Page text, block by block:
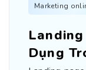
Marketing
Dụng